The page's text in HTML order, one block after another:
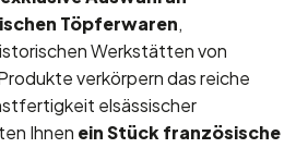
Töpferwaren,
Werkstätten von
verkörpern das reiche
elsässischer
Ihnen ein Stück französische